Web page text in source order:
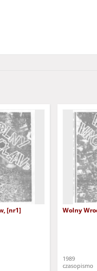
[nr1] Wolny
1989
czasopismo